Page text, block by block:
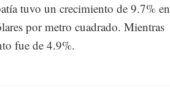
tuvo un crecimiento de 9.7% en
por metro cuadrado. Mientras
fue de 4.9%.